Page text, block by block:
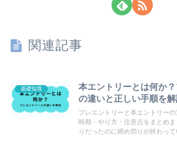
関連記事
基礎知識
本エントリーとは何か
の違いと正しい手順を
プレエントリーと本エントリー
時期・やり方・注意点をまとめ
りだったのに締め切りが終わって